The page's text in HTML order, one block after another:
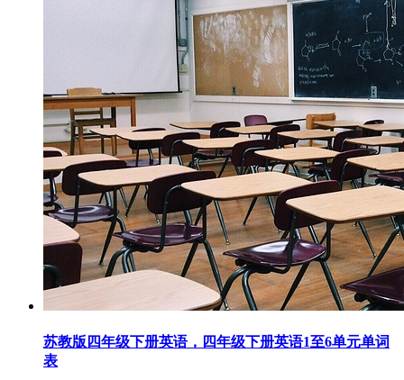
苏教版四年级下册英语，四年级下册英语1至6单元单词
表